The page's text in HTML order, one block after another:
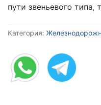
пути звеньевого типа,
Категория: